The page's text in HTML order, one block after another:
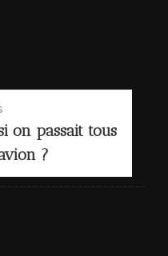
on passait tous
?